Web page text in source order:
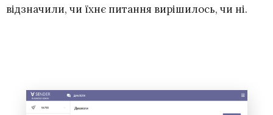
відзначили, чи їхнє питання вирішилось, чи ні.